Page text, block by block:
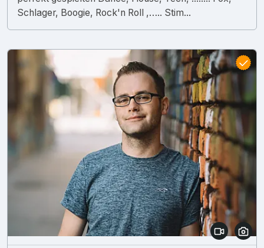
Schlager, Boogie, Rock'n Roll ,….. Stim...